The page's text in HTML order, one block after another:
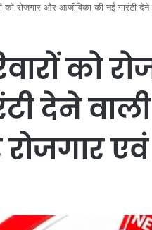
को रोजगार और आजीविका की नई गारंटी
को
देने
रोजगार